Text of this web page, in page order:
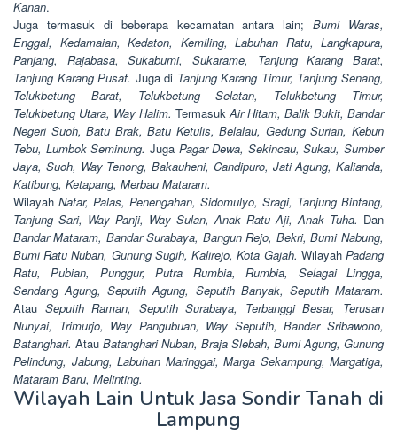
Kanan.
Juga termasuk di beberapa kecamatan antara lain;Bumi Waras,
Enggal, Kedamaian, Kedaton, Kemiling, Labuhan Ratu, Langkapura,
Panjang, Rajabasa, Sukabumi, Sukarame, Tanjung Karang Barat,
Tanjung Karang Pusat. Juga di Tanjung Karang Timur, Tanjung Senang,
Telukbetung Barat, Telukbetung Selatan, Telukbetung Timur,
Telukbetung Utara, Way Halim. TermasukAir Hitam, Balik Bukit, Bandar
Negeri Suoh, Batu Brak, Batu Ketulis, Belalau, Gedung Surian, Kebun
Tebu, Lumbok Seminung. JugaPagar Dewa, Sekincau, Sukau, Sumber
Jaya, Suoh, Way Tenong, Bakauheni, Candipuro, Jati Agung, Kalianda,
Katibung, Ketapang, Merbau Mataram.
Wilayah Natar, Palas, Penengahan, Sidomulyo, Sragi, Tanjung Bintang,
Tanjung Sari, Way Panji, Way Sulan, Anak Ratu Aji, Anak Tuha. Dan
Bandar Mataram, Bandar Surabaya, Bangun Rejo, Bekri, Bumi Nabung,
Bumi Ratu Nuban, Gunung Sugih, Kalirejo, Kota Gajah. WilayahPadang
Ratu, Pubian, Punggur, Putra Rumbia, Rumbia, Selagai Lingga,
Sendang Agung, Seputih Agung, Seputih Banyak, Seputih Mataram.
Atau Seputih Raman, Seputih Surabaya, Terbanggi Besar, Terusan
Nunyai, Trimurjo, Way Pangubuan, Way Seputih, Bandar Sribawono,
Batanghari. Atau Batanghari Nuban, Braja Slebah, Bumi Agung, Gunung
Pelindung, Jabung, Labuhan Maringgai, Marga Sekampung, Margatiga,
Mataram Baru, Melinting.
Wilayah Lain Untuk Jasa Sondir Tanah di
Lampung